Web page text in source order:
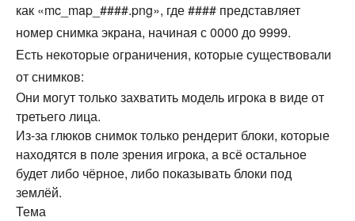
как «mc_map_####.png», где #### представляет
номер снимка экрана, начиная с 0000 до 9999.
Есть некоторые ограничения, которые существовали
от снимков:
Они могут только захватить модель игрока в виде от
третьего лица.
Из-за глюков снимок только рендерит блоки, которые
находятся в поле зрения игрока, а всё остальное
будет либо чёрное, либо показывать блоки под
землёй.
Тема